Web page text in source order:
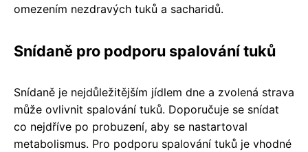
omezením nezdravých tuků a sacharidů.
Snídaně pro podporu spalování tuků
Snídaně je nejdůležitějším jídlem dne a zvolená strava
může ovlivnit spalování tuků. Doporučuje se snídat
co nejdříve po probuzení, aby se nastartoval
metabolismus. Pro podporu spalování tuků je vhodné